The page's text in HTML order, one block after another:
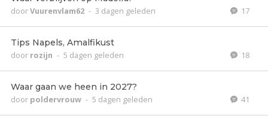
doorVuurenvlam62 - 3 dagen geleden 17
Tips Napels, Amalfikust
door rozijn - 5 dagen geleden 18
Waar gaan we heen in 2027?
door poldervrouw - 5 dagen geleden 41